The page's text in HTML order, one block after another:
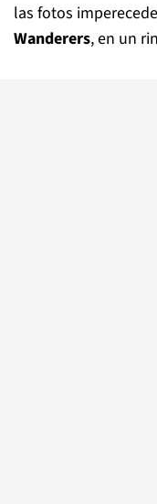
las fotos
Wanderers, en un